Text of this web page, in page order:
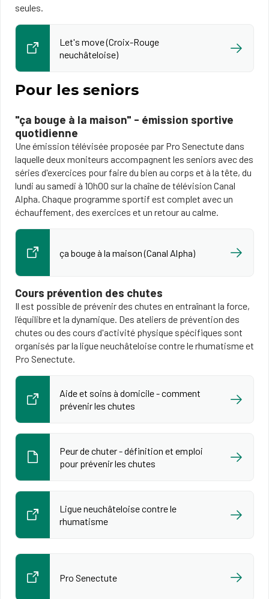
seules.
Let's move (Croix-Rouge
neuchâteloise)
Pour les seniors
"ça bouge à la maison" - émission sportive
quotidienne
Une émission télévisée proposée par Pro Senectute dans
laquelle deux moniteurs accompagnent les seniors avec des
séries d'exercices pour faire du bien au corps et à la tête, du
lundi au samedi à 10h00 sur la chaîne de télévision Canal
Alpha. Chaque programme sportif est complet avec un
échauffement, des exercices et un retour au calme.
ça bouge à la maison (Canal Alpha)
Cours prévention des chutes
Il est possible de prévenir des chutes en entraînant la force,
l’équilibre et la dynamique. Des ateliers de prévention des
chutes ou des cours d'activité physique spécifiques sont
organisés par la ligue neuchâteloise contre le rhumatisme et
Pro Senectute.
Aide et soins à domicile - comment
prévenir les chutes
Peur de chuter - définition et emploi
pour prévenir les chutes
Ligue neuchâteloise contre le
rhumatisme
Pro Senectute